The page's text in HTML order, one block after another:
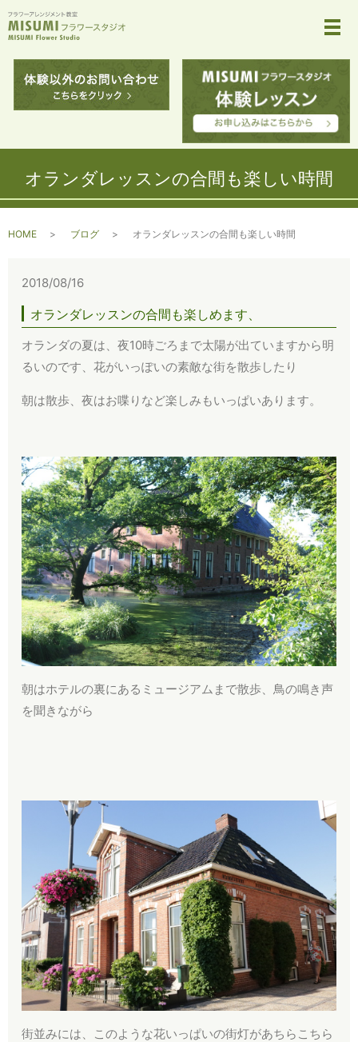
メ
オランダレッスンの合間も楽しい時間
HOME ブログ オランダレッスンの合間も楽しい時間
2018/08/16
オランダレッスンの合間も楽しめます、
オランダの夏は、夜10時ごろまで太陽が出ていますから明
るいのです、花がいっぽいの素敵な街を散歩したり
朝は散歩、夜はお喋りなど楽しみもいっぱいあります。
朝はホテルの裏にあるミュージアムまで散歩、鳥の鳴き声
を聞きながら
街並みには、このような花いっぱいの街灯があちらこちら